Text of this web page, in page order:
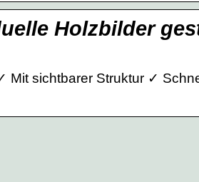
Holzbilder
Mit sichtbarer Struktur ✓